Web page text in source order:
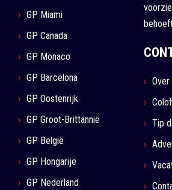
GP Miami
GP Canada
GP Monaco
GP Barcelona
GP Oostenrijk
GP Groot-Brittannië
GP België
GP Hongarije
GP Nederland
Over
Tip